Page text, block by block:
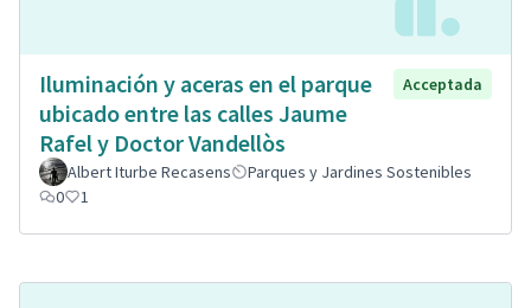
Iluminación y aceras en el parque
ubicado entre las calles Jaume
Rafel y Doctor Vandellòs
Acceptada
Albert Iturbe Recasens
Parques y Jardines Sostenibles
0
1